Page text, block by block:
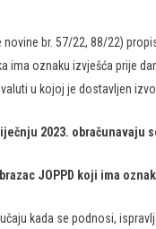
br. 57/22, 88/22)
oznaku izvješća prije
u kojoj je dostavljen
2023. obračunavaju
JOPPD koji ima
kada se podnosi,